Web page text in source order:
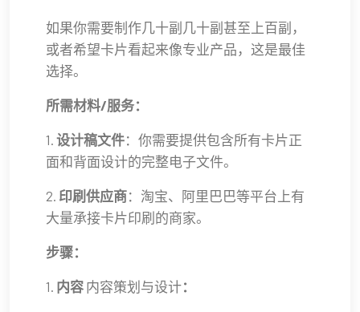
如果你需要制作几十副几十副甚至上百副，
或者希望卡片看起来像专业产品，这是最佳
选择。
所需材料/服务：
1. 设计稿文件：你需要提供包含所有卡片正
面和背面设计的完整电子文件。
2. 印刷供应商：淘宝、阿里巴巴等平台上有
大量承接卡片印刷的商家。
步骤：
1. 内容 内容策划与设计：